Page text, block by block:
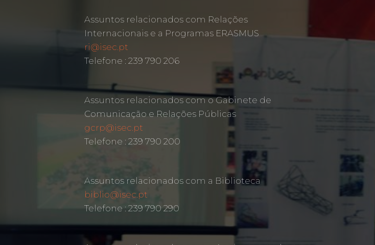
Assuntos relacionados com Relações
Internacionais e a Programas ERASMUS
ri@isec.pt
Telefone : 239 790 206
Assuntos relacionados com o Gabinete de
Comunicação e Relações Públicas
gcrp@isec.pt
Telefone : 239 790 200
Assuntos relacionados com a Biblioteca
biblio@isec.pt
Telefone : 239 790 290